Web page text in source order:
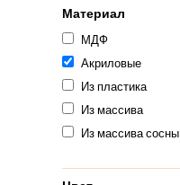
Материал
МДФ
Акриловые
Из пластика
Из массива
Из массива сосны